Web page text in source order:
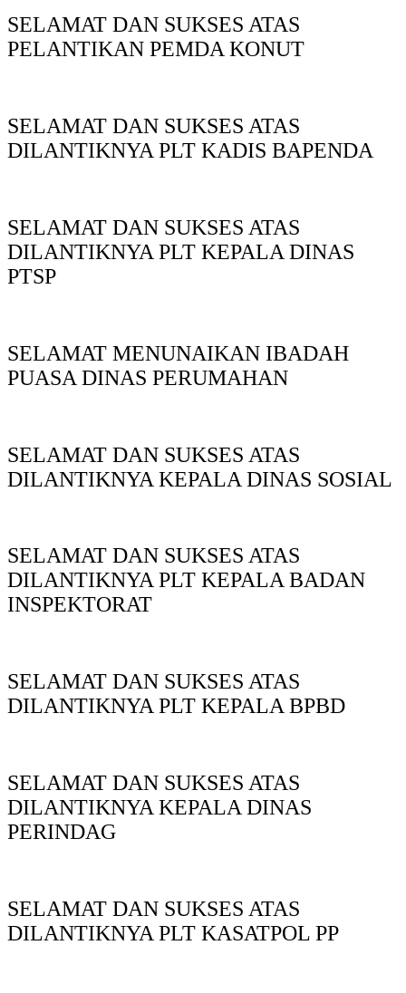
SELAMAT DAN SUKSES ATAS
PELANTIKAN PEMDA KONUT
SELAMAT DAN SUKSES ATAS
DILANTIKNYA PLT KADIS BAPENDA
SELAMAT DAN SUKSES ATAS
DILANTIKNYA PLT KEPALA DINAS
PTSP
SELAMAT MENUNAIKAN IBADAH
PUASA DINAS PERUMAHAN
SELAMAT DAN SUKSES ATAS
DILANTIKNYA KEPALA DINAS SOSIAL
SELAMAT DAN SUKSES ATAS
DILANTIKNYA PLT KEPALA BADAN
INSPEKTORAT
SELAMAT DAN SUKSES ATAS
DILANTIKNYA PLT KEPALA BPBD
SELAMAT DAN SUKSES ATAS
DILANTIKNYA KEPALA DINAS
PERINDAG
SELAMAT DAN SUKSES ATAS
DILANTIKNYA PLT KASATPOL PP